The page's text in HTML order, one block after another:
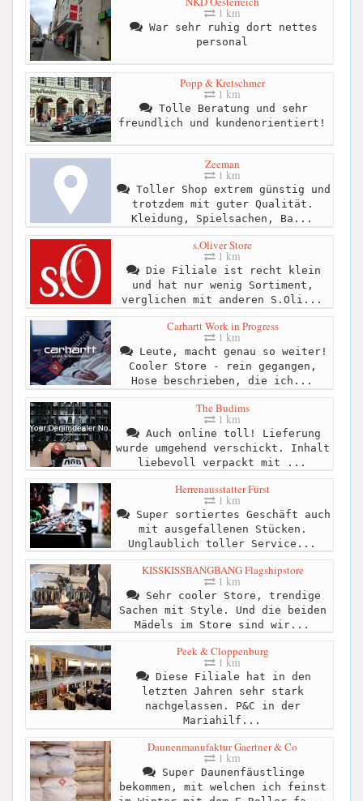
1 km
War sehr ruhig dort nettes
personal
Popp & Kretschmer
1 km
Tolle Beratung und sehr
freundlich und kundenorientiert!
Zeeman
1 km
Toller Shop extrem günstig und
trotzdem mit guter Qualität.
Kleidung, Spielsachen, Ba...
s.Oliver Store
1 km
Die Filiale ist recht klein
und hat nur wenig Sortiment,
verglichen mit anderen S.Oli...
Carhartt Work in Progress
1 km
Leute, macht genau so weiter!
Cooler Store - rein gegangen,
Hose beschrieben, die ich...
The Budims
1 km
Auch online toll! Lieferung
wurde umgehend verschickt. Inhalt
liebevoll verpackt mit ...
Herrenausstatter Fürst
1 km
Super sortiertes Geschäft auch
mit ausgefallenen Stücken.
Unglaublich toller Service...
KISSKISSBANGBANG Flagshipstore
1 km
Sehr cooler Store, trendige
Sachen mit Style. Und die beiden
Mädels im Store sind wir...
Peek & Cloppenburg
1 km
Diese Filiale hat in den
letzten Jahren sehr stark
nachgelassen. P&C in der
Mariahilf...
Daunenmanufaktur Gaertner & Co
1 km
Super Daunenfäustlinge
bekommen, mit welchen ich feinst